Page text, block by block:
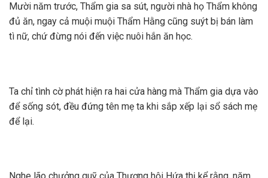
Mười năm trước, Thẩm gia sa sút, người nhà họ Thẩm không
đủ ăn, ngay cả muội muội Thẩm Hằng cũng suýt bị bán làm
tì nữ, chứ đừng nói đến việc nuôi hắn ăn học.
Ta chỉ tình cờ phát hiện ra hai cửa hàng mà Thẩm gia dựa vào
để sống sót, đều đứng tên mẹ ta khi sắp xếp lại sổ sách mẹ
để lại.